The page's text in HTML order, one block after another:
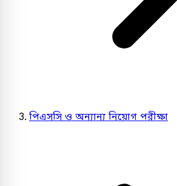
পিএসসি ও অন্যান্য নিয়োগ পরীক্ষা